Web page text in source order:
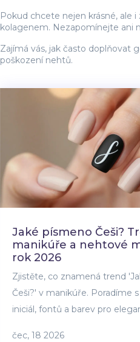
Pokud chcete nejen krásné, ale
kolagenem. Nezapomínejte ani
Zajímá vás, jak často doplňovat
poškození nehtů.
Jaké písmeno Češi?
manikúře a nehtové
rok 2026
Zjistěte, co znamená trend
Češi?' v manikúře. Poradíme
iniciál, fontů a barev pro
čec, 18 2026